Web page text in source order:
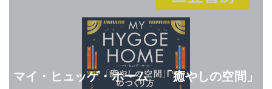
マイ・ヒュッゲ・ホーム 「癒やしの空間」